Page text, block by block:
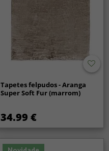
Tapetes felpudos - Aranga
Super Soft Fur (marrom)
34.99 €